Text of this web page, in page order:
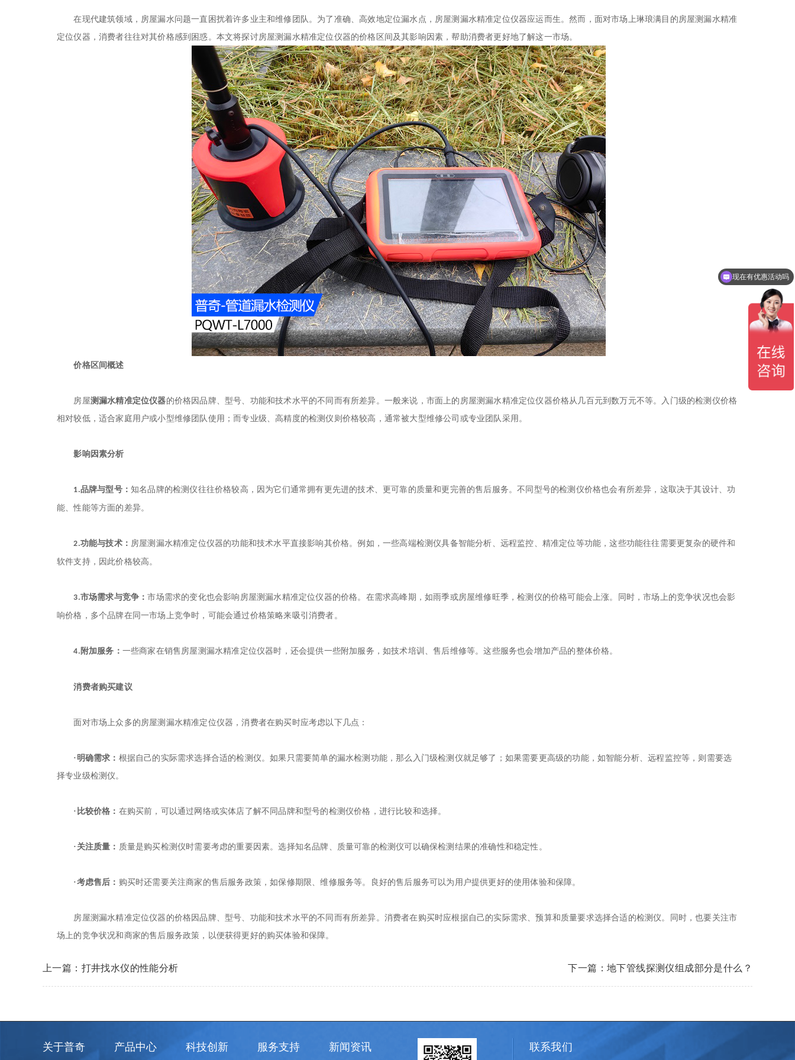
在现代建筑领域，房屋漏水问题一直困扰着许多业主和维修团队。为了准确、高效地定位漏水点，房屋测漏水精准定位仪器应运而生。然而，面对市场上琳琅满目的房屋测漏水精准
定位仪器 ，消费者往往对其价格感到困惑。本文将探讨房屋测漏水精准定位仪器的价格区间及其影响因素，帮助消费者更好地了解这一市场。
价格区间概述
房屋测漏水精准定位仪器的价格因品牌、型号、功能和技术水平的不同而有所差异。一般来说，市面上的房屋测漏水精准定位仪器价格从几百元到数万元不等。入门级的检测仪价格
相对较低，适合家庭用户或小型维修团队使用；而专业级、高精度的检测仪则价格较高，通常被大型维修公司或专业团队采用。
影响因素分析
1.品牌与型号：知名品牌的检测仪往往价格较高，因为它们通常拥有更先进的技术、更可靠的质量和更完善的售后服务。不同型号的检测仪价格也会有所差异，这取决于其设计、功
能、性能等方面的差异。
2.功能与技术： 房屋测漏水精准定位仪器的功能和技术水平直接影响其价格。例如，一些高端检测仪具备智能分析、远程监控、精准定位等功能，这些功能往往需要更复杂的硬件和
软件支持，因此价格较高。
3.市场需求与竞争：市场需求的变化也会影响房屋测漏水精准定位仪器的价格。在需求高峰期，如雨季或房屋维修旺季，检测仪的价格可能会上涨。同时，市场上的竞争状况也会影
响价格，多个品牌在同一市场上竞争时，可能会通过价格策略来吸引消费者。
4. 附加服务： 一些商家在销售房屋测漏水精准定位仪器时，还会提供一些附加服务，如技术培训、售后维修等。这些服务也会增加产品的整体价格。
消费者购买建议
面对市场上众多的房屋测漏水精准定位仪器 ，消费者在购买时应考虑以下几点：
·明确需求： 根据自己的实际需求选择合适的检测仪。如果只需要简单的漏水检测功能，那么入门级检测仪就足够了；如果需要更高级的功能，如智能分析、远程监控等，则需要选
择专业级检测仪。
·比较价格： 在购买前，可以通过网络或实体店了解不同品牌和型号的检测仪价格，进行比较和选择。
·关注质量： 质量是购买检测仪时需要考虑的重要因素。选择知名品牌、质量可靠的检测仪可以确保检测结果的准确性和稳定性。
·考虑售后： 购买时还需要关注商家的售后服务政策，如保修期限、维修服务等。良好的售后服务可以为用户提供更好的使用体验和保障。
房屋测漏水精准定位仪器 的价格因品牌、型号、功能和技术水平的不同而有所差异。消费者在购买时应根据自己的实际需求、预算和质量要求选择合适的检测仪。同时，也要关注市
场上的竞争状况和商家的售后服务政策，以便获得更好的购买体验和保障。
上一篇：打井找水仪的性能分析 下一篇：地下管线探测仪组成部分是什么？
关于普奇 产品中心 科技创新 服务支持 新闻资讯 联系我们
现在有优惠活动吗